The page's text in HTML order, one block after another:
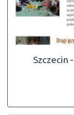
Szczecin